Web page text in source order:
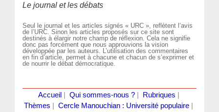
Le journal et les débats
Seul le journal et les articles signés « URC », reflètent l’avis
de l’URC. Sinon les articles proposés sur ce site sont
destinés à élargir notre champ de réflexion. Cela ne signifie
donc pas forcément que nous approuvions la vision
développée par les auteurs. L’utilisation des commentaires
en fin d’article, permet à chacune et chacun de s’exprimer et
de nourrir le débat démocratique.
Accueil Qui sommes-nous ?| Rubriques
Thèmes
Cercle Manouchian : Université populaire